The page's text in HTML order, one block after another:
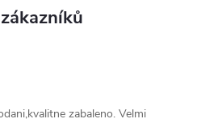
zabaleno. Velmi